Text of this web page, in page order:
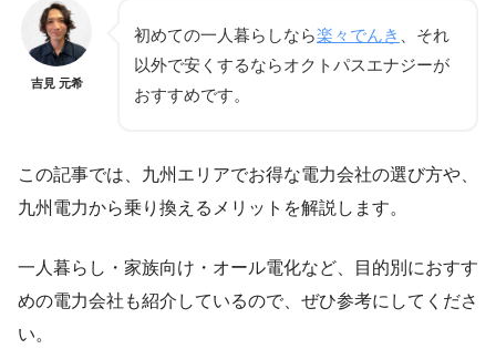
吉見 元希
初めての一人暮らしなら楽々でんき
、それ
以外で安くするならオクトパスエナジーが
おすすめです。
この記事では、九州エリアでお得な電力会社の選び方や、
九州電力から乗り換えるメリットを解説します。
一人暮らし・家族向け・オール電化など、目的別におすす
めの電力会社も紹介しているので、ぜひ参考にしてくださ
い。